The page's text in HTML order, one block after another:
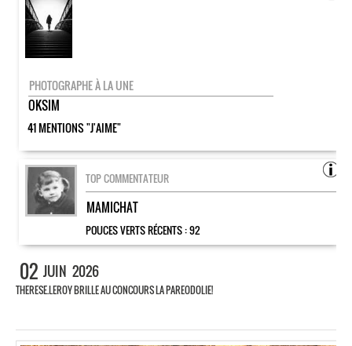
PHOTOGRAPHE À LA UNE
OKSIM
41 MENTIONS "J'AIME"
TOP COMMENTATEUR
MAMICHAT
POUCES VERTS RÉCENTS :92
02 JUIN 2026
THERESE.LEROY BRILLE AU CONCOURS LA PAREODOLIE!